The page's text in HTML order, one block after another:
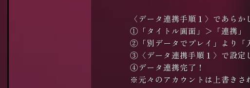
〈データ連携手順１〉であら
①「タイトル画面」＞「連携」
②「別データでプレイ」より「
③〈データ連携手順１〉で設定
④データ連携完了！
※元々のアカウントは上書きさ